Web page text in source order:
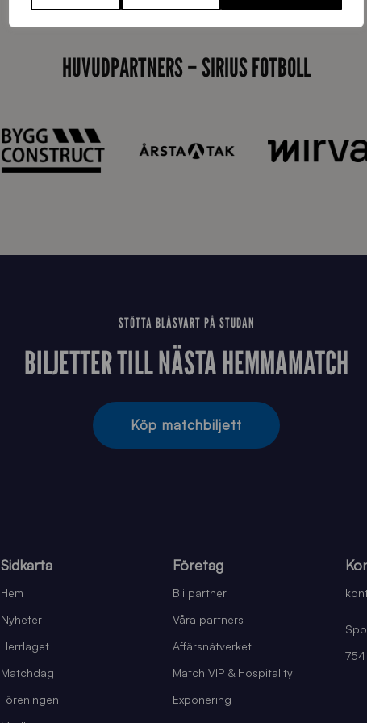
HUVUDPARTNERS – SIRIUS FOTBOLL
STÖTTA BLÅSVART PÅ STUDAN
BILJETTER TILL NÄSTA HEMMAMATCH
Köp matchbiljett
Sidkarta
Hem
Nyheter
Herrlaget
Matchdag
Föreningen
Företag
Bli partner
Våra partners
Affärsnätverket
Match VIP & Hospitality
Exponering
754